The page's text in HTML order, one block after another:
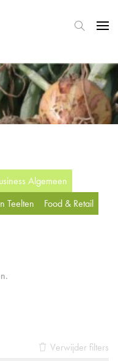
Algemeen
Teelten Food & Retail
Verwijder filters